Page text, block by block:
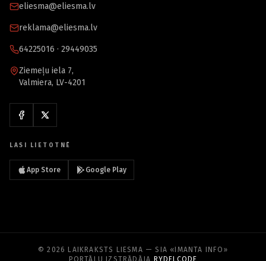
eliesma@eliesma.lv
reklama@eliesma.lv
64225016 · 29449035
Ziemeļu iela 7,
Valmiera, LV-4201
LASI LIETOTNĒ
App Store Google Play
© 2026 LAIKRAKSTS LIESMA — SIA «IMANTA INFO»
PORTĀLU IZSTRĀDĀJA RYDELCODE